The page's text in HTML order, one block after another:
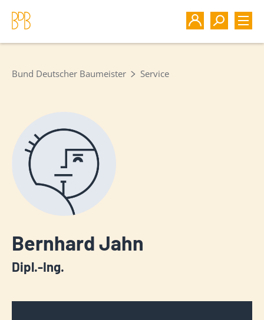
Bund Deutscher Baumeister Service
Bernhard Jahn
Dipl.-Ing.